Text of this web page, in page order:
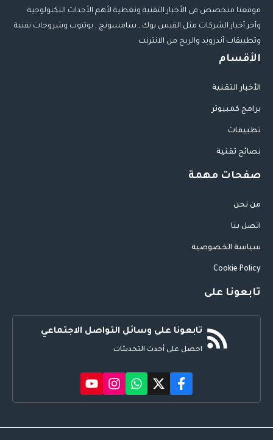
موقعنا متخصص فى الأخبار التقنية وتغطية لأهم الأحداث التكنولوجية
وأخر أخبار الشركات مثل الفيس بوك , سامسونج , يوتيوب وشروحات تقنية
وتطبيقات أندرويد والربح من الانترنت
الأقسام
الأخبار التقنية
برامج كمبيوتر
تطبيقات
نصائح تقنية
صفحات مهمة
من نحن
اتصل بنا
سياسة الخصوصية
Cookie Policy
تابعونا على
تابعونا على وسائل التواصل الاجتماعي
احصل على أحدث التحديثات